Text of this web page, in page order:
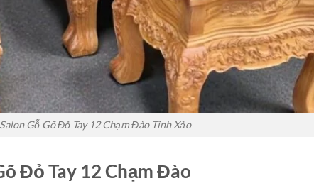
Gỗ Gõ Đỏ Tay 12 Chạm Đào Tinh Xảo
Đỏ Tay 12 Chạm Đào